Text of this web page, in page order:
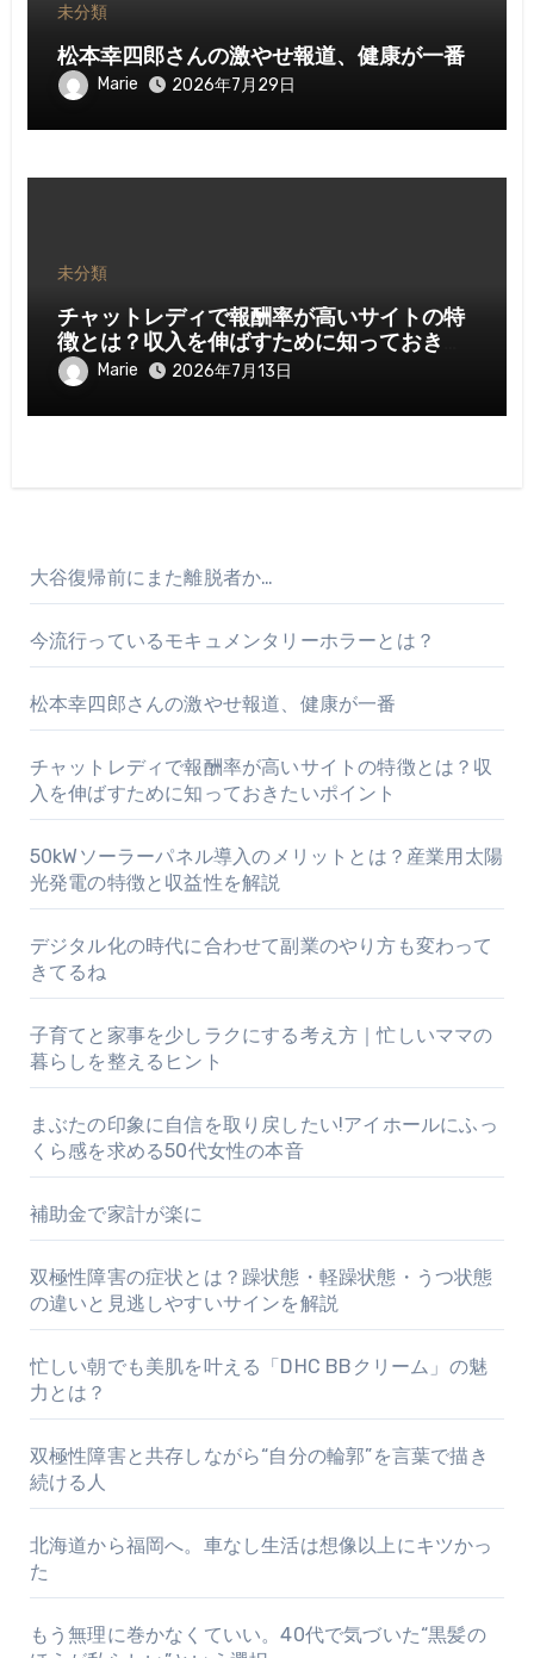
未分類
松本幸四郎さんの激やせ報道、健康が一番
Marie 2026年7月29日
未分類
チャットレディで報酬率が高いサイトの特
徴とは？収入を伸ばすために知っておきた
いポイント
Marie 2026年7月13日
大谷復帰前にまた離脱者か…
今流行っているモキュメンタリーホラーとは？
松本幸四郎さんの激やせ報道、健康が一番
チャットレディで報酬率が高いサイトの特徴とは？収
入を伸ばすために知っておきたいポイント
50kWソーラーパネル導入のメリットとは？産業用太陽
光発電の特徴と収益性を解説
デジタル化の時代に合わせて副業のやり方も変わって
きてるね
子育てと家事を少しラクにする考え方｜忙しいママの
暮らしを整えるヒント
まぶたの印象に自信を取り戻したい!アイホールにふっ
くら感を求める50代女性の本音
補助金で家計が楽に
双極性障害の症状とは？躁状態・軽躁状態・うつ状態
の違いと見逃しやすいサインを解説
忙しい朝でも美肌を叶える「DHC BBクリーム」の魅
力とは？
双極性障害と共存しながら“自分の輪郭”を言葉で描き
続ける人
北海道から福岡へ。車なし生活は想像以上にキツかっ
た
もう無理に巻かなくていい。40代で気づいた“黒髪の